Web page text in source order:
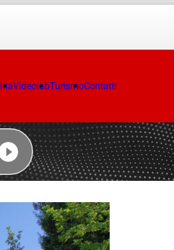
VideolabTurismoContatti